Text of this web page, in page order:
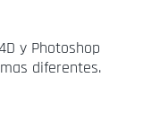
y Photoshop
diferentes.